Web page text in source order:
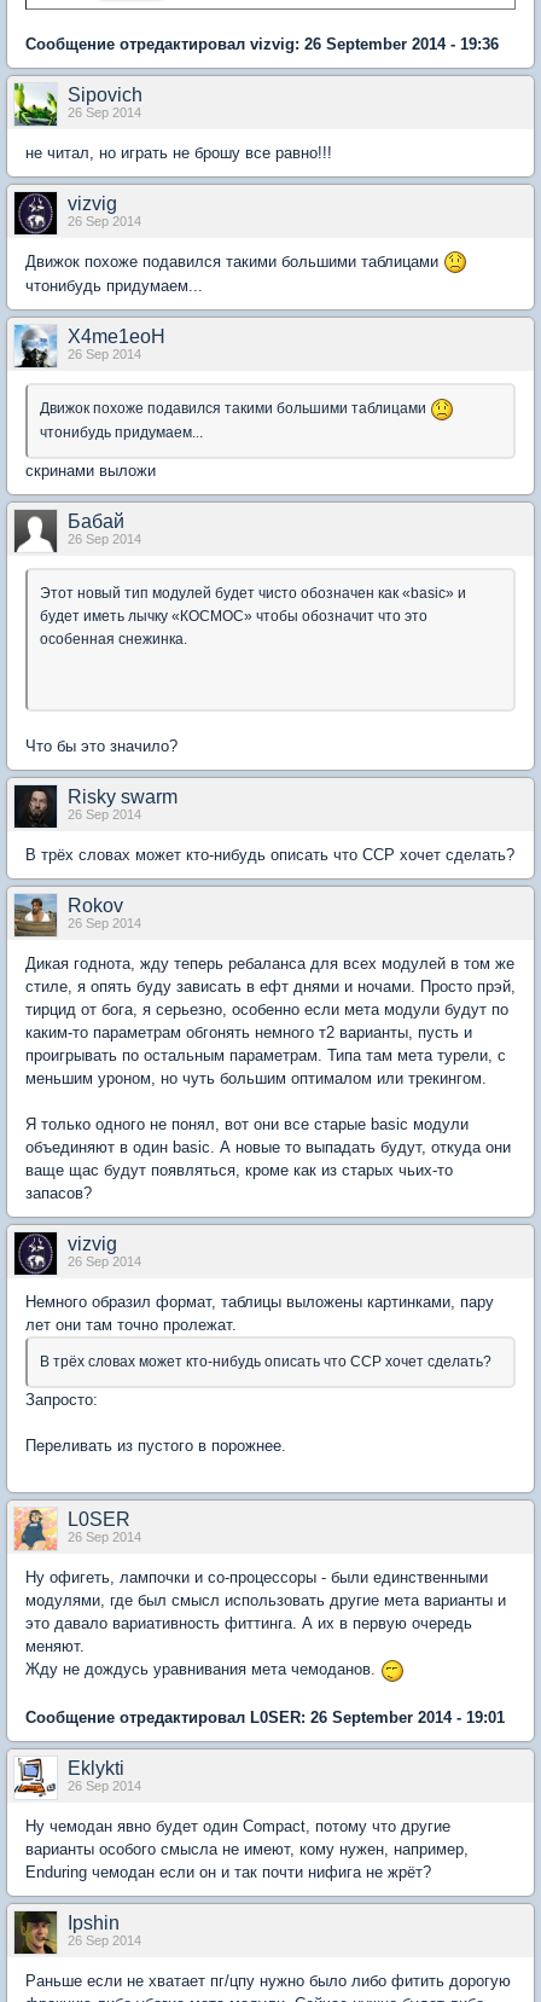
Сообщение отредактировал vizvig: 26 September 2014 - 19:36
Sipovich
26 Sep 2014
не читал, но играть не брошу все равно!!!
vizvig
26 Sep 2014
Движок похоже подавился такими большими таблицами
чтонибудь придумаем...
X4me1eoH
26 Sep 2014
Движок похоже подавился такими большими таблицами
чтонибудь придумаем...
скринами выложи
Бабай
26 Sep 2014
Этот новый тип модулей будет чисто обозначен как «basic» и
будет иметь лычку «КОСМОС» чтобы обозначит что это
особенная снежинка.
Что бы это значило?
Risky swarm
26 Sep 2014
В трёх словах может кто-нибудь описать что CCP хочет сделать?
Rokov
26 Sep 2014
Дикая годнота, жду теперь ребаланса для всех модулей в том же
стиле, я опять буду зависать в ефт днями и ночами. Просто прэй,
тирцид от бога, я серьезно, особенно если мета модули будут по
каким-то параметрам обгонять немного т2 варианты, пусть и
проигрывать по остальным параметрам. Типа там мета турели, с
меньшим уроном, но чуть большим оптималом или трекингом.
Я только одного не понял, вот они все старые basic модули
объединяют в один basic. А новые то выпадать будут, откуда они
ваще щас будут появляться, кроме как из старых чьих-то
запасов?
vizvig
26 Sep 2014
Немного образил формат, таблицы выложены картинками, пару
лет они там точно пролежат.
В трёх словах может кто-нибудь описать что CCP хочет сделать?
Запросто:
Переливать из пустого в порожнее.
L0SER
26 Sep 2014
Ну офигеть, лампочки и со-процессоры - были единственными
модулями, где был смысл использовать другие мета варианты и
это давало вариативность фиттинга. А их в первую очередь
меняют.
Жду не дождусь уравнивания мета чемоданов.
Сообщение отредактировал L0SER: 26 September 2014 - 19:01
Eklykti
26 Sep 2014
Ну чемодан явно будет один Compact, потому что другие
варианты особого смысла не имеют, кому нужен, например,
Enduring чемодан если он и так почти нифига не жрёт?
Ipshin
26 Sep 2014
Раньше если не хватает пг/цпу нужно было либо фитить дорогую